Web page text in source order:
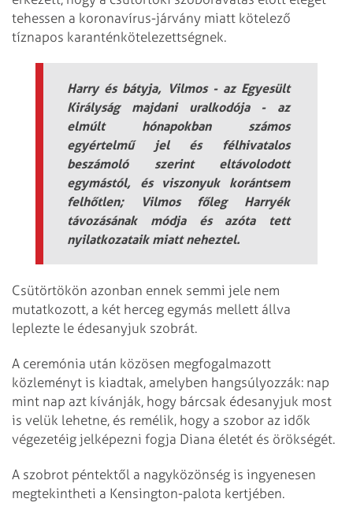
tehessen a koronavírus-járvány miatt kötelező
tíznapos karanténkötelezettségnek.
Harry és bátyja, Vilmos - az Egyesült
Királyság majdani uralkodója - az
elmúlt hónapokban számos
egyértelmű jel és félhivatalos
beszámoló szerint eltávolodott
egymástól, és viszonyuk korántsem
felhőtlen; Vilmos főleg Harryék
távozásának módja és azóta tett
nyilatkozataik miatt neheztel.
Csütörtökön azonban ennek semmi jele nem
mutatkozott, a két herceg egymás mellett állva
leplezte le édesanyjuk szobrát.
A ceremónia után közösen megfogalmazott
közleményt is kiadtak, amelyben hangsúlyozzák: nap
mint nap azt kívánják, hogy bárcsak édesanyjuk most
is velük lehetne, és remélik, hogy a szobor az idők
végezetéig jelképezni fogja Diana életét és örökségét.
A szobrot péntektől a nagyközönség is ingyenesen
megtekintheti a Kensington-palota kertjében.